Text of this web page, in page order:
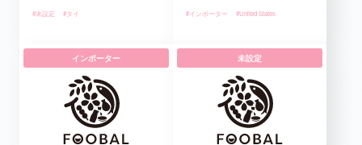
#未設定 #タイ #インポーター #United States
インポーター 未設定